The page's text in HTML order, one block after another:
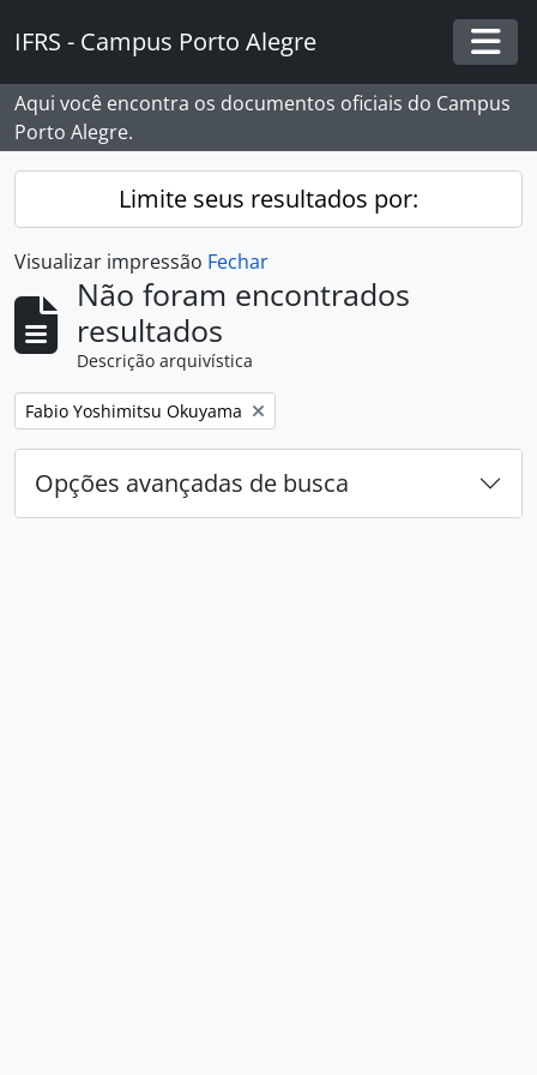
IFRS - Campus Porto Alegre
Aqui você encontra os documentos oficiais do Campus
Porto Alegre.
Limite seus resultados por:
Visualizar impressão Fechar
Não foram encontrados
resultados
Descrição arquivística
Remover filtro:
Fabio Yoshimitsu Okuyama
Opções avançadas de busca